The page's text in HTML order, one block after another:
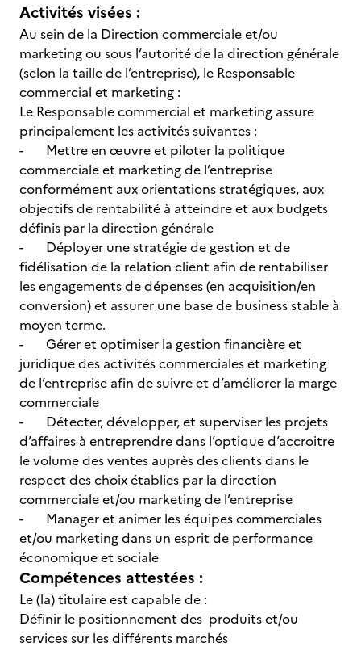
Activités visées :
Au sein de la Direction commerciale et/ou
marketing ou sous l’autorité de la direction générale
(selon la taille de l’entreprise), le Responsable
commercial et marketing :
Le Responsable commercial et marketing assure
principalement les activités suivantes :
- Mettre en œuvre et piloter la politique
commerciale et marketing de l’entreprise
conformément aux orientations stratégiques, aux
objectifs de rentabilité à atteindre et aux budgets
définis par la direction générale
- Déployer une stratégie de gestion et de
fidélisation de la relation client afin de rentabiliser
les engagements de dépenses (en acquisition/en
conversion) et assurer une base de business stable à
moyen terme.
- Gérer et optimiser la gestion financière et
juridique des activités commerciales et marketing
de l’entreprise afin de suivre et d’améliorer la marge
commerciale
- Détecter, développer, et superviser les projets
d’affaires à entreprendre dans l’optique d’accroitre
le volume des ventes auprès des clients dans le
respect des choix établies par la direction
commerciale et/ou marketing de l’entreprise
- Manager et animer les équipes commerciales
et/ou marketing dans un esprit de performance
économique et sociale
Compétences attestées :
Le (la) titulaire est capable de :
Définir le positionnement des produits et/ou
services sur les différents marchés